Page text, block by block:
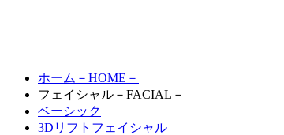
ホーム －HOME－
フェイシャル －FACIAL－
ベーシック
3Dリフトフェイシャル